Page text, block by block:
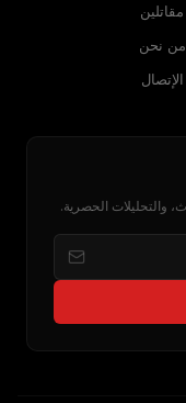
مقاتلين
من نحن
الإتصال
والتحليلات الحصرية.